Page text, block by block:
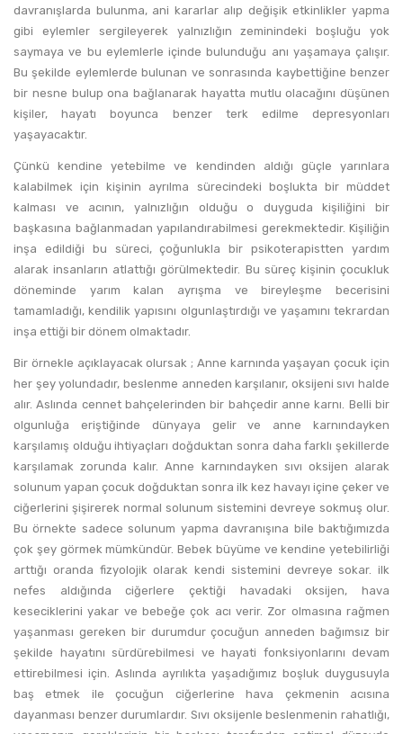
davranışlarda bulunma, ani kararlar alıp değişik etkinlikler yapma
gibi eylemler sergileyerek yalnızlığın zeminindeki boşluğu yok
saymaya ve bu eylemlerle içinde bulunduğu anı yaşamaya çalışır.
Bu şekilde eylemlerde bulunan ve sonrasında kaybettiğine benzer
bir nesne bulup ona bağlanarak hayatta mutlu olacağını düşünen
kişiler, hayatı boyunca benzer terk edilme depresyonları
yaşayacaktır.
Çünkü kendine yetebilme ve kendinden aldığı güçle yarınlara
kalabilmek için kişinin ayrılma sürecindeki boşlukta bir müddet
kalması ve acının, yalnızlığın olduğu o duyguda kişiliğini bir
başkasına bağlanmadan yapılandırabilmesi gerekmektedir. Kişiliğin
inşa edildiği bu süreci, çoğunlukla bir psikoterapistten yardım
alarak insanların atlattığı görülmektedir. Bu süreç kişinin çocukluk
döneminde yarım kalan ayrışma ve bireyleşme becerisini
tamamladığı, kendilik yapısını olgunlaştırdığı ve yaşamını tekrardan
inşa ettiği bir dönem olmaktadır.
Bir örnekle açıklayacak olursak ; Anne karnında yaşayan çocuk için
her şey yolundadır, beslenme anneden karşılanır, oksijeni sıvı halde
alır. Aslında cennet bahçelerinden bir bahçedir anne karnı. Belli bir
olgunluğa eriştiğinde dünyaya gelir ve anne karnındayken
karşılamış olduğu ihtiyaçları doğduktan sonra daha farklı şekillerde
karşılamak zorunda kalır. Anne karnındayken sıvı oksijen alarak
solunum yapan çocuk doğduktan sonra ilk kez havayı içine çeker ve
ciğerlerini şişirerek normal solunum sistemini devreye sokmuş olur.
Bu örnekte sadece solunum yapma davranışına bile baktığımızda
çok şey görmek mümkündür. Bebek büyüme ve kendine yetebilirliği
arttığı oranda fizyolojik olarak kendi sistemini devreye sokar. ilk
nefes aldığında ciğerlere çektiği havadaki oksijen, hava
keseciklerini yakar ve bebeğe çok acı verir. Zor olmasına rağmen
yaşanması gereken bir durumdur çocuğun anneden bağımsız bir
şekilde hayatını sürdürebilmesi ve hayati fonksiyonlarını devam
ettirebilmesi için. Aslında ayrılıkta yaşadığımız boşluk duygusuyla
baş etmek ile çocuğun ciğerlerine hava çekmenin acısına
dayanması benzer durumlardır. Sıvı oksijenle beslenmenin rahatlığı,